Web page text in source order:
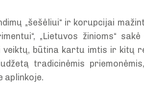
„šešėliui“ ir korupcijai
„Lietuvos žinioms“
būtina kartu imtis ir kitų
tradicinėmis
aplinkoje.